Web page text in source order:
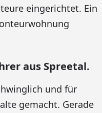
eingerichtet. Ein
aus Spreetal.
und für
gemacht. Gerade